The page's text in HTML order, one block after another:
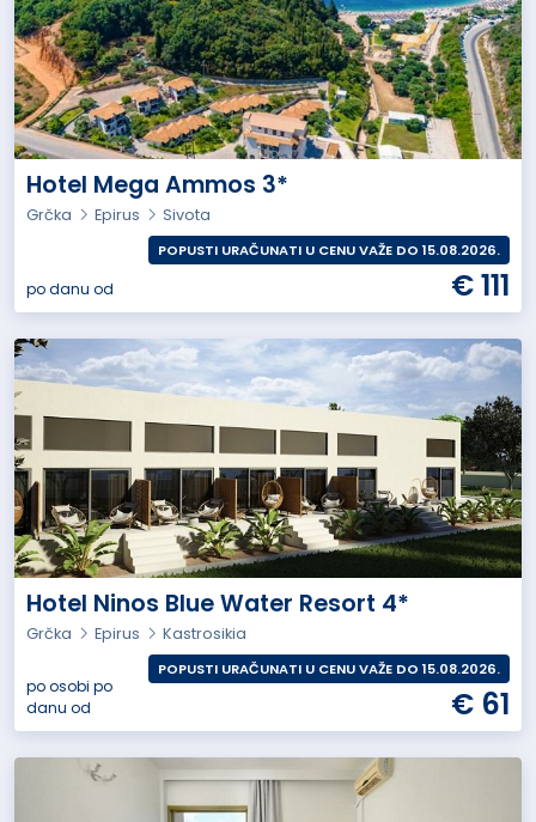
Hotel Mega Ammos 3*
Grčka Epirus Sivota
po danu od
POPUSTI URAČUNATI U CENU VAŽE DO 15.08.2026.
€ 111
Hotel Ninos Blue Water Resort 4*
Grčka Epirus Kastrosikia
po osobi po
danu od
POPUSTI URAČUNATI U CENU VAŽE DO 15.08.2026.
€ 61